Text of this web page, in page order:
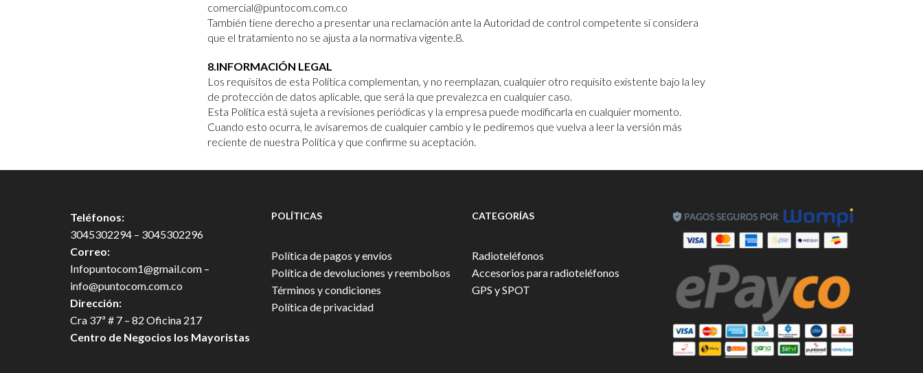
comercial@puntocom.com.co
También tiene derecho a presentar una reclamación ante la Autoridad de control competente si considera
que el tratamiento no se ajusta a la normativa vigente.8.
8.INFORMACIÓN LEGAL
Los requisitos de esta Política complementan, y no reemplazan, cualquier otro requisito existente bajo la ley
de protección de datos aplicable, que será la que prevalezca en cualquier caso.
Esta Política está sujeta a revisiones periódicas y la empresa puede modificarla en cualquier momento.
Cuando esto ocurra, le avisaremos de cualquier cambio y le pediremos que vuelva a leer la versión más
reciente de nuestra Política y que confirme su aceptación.
Teléfonos:
3045302294 – 3045302296
Correo:
Infopuntocom1@gmail.com –
info@puntocom.com.co
Dirección:
Cra 37ª # 7 – 82 Oficina 217
Centro de Negocios los Mayoristas
POLÍTICAS
Política de pagos y envíos
Política de devoluciones y reembolsos
Términos y condiciones
Política de privacidad
CATEGORÍAS
Radioteléfonos
Accesorios para radioteléfonos
GPS y SPOT